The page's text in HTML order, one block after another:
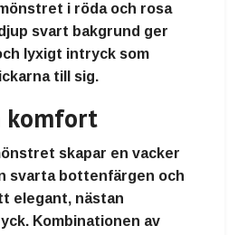
i röda och rosa
svart bakgrund ger
lyxigt intryck som
till sig.
komfort
skapar en vacker
svarta bottenfärgen och
elegant, nästan
Kombinationen av